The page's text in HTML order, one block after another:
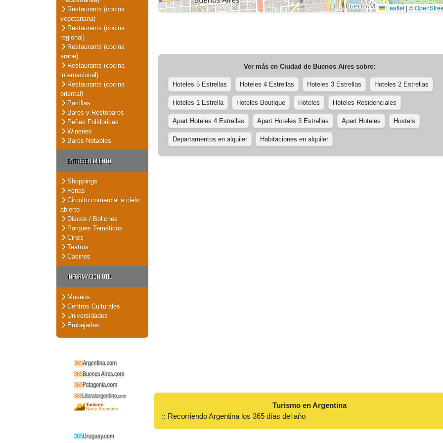
Restaurants (cocina
vegetariana)
Restaurants (cocina
regional)
Restaurants (cocina
arabe)
Restaurants (cocina
internacional)
Restaurants (cocina
oriental)
Parrillas
Bares y Restobares
Peñas Folkloricas
Wineries
Bares Notables
ENTRETENIMIENTO
Shoppings
Ferias
Circuito comercial a cielo
abierto
Discos / Boliches
Parques Temáticos
Cines
Teatros
Casinos
INFORMACIÓN ÚTIL
Museos
Centros Culturales
Universidades
Embajadas
Leaflet | ©
Ver más en Ciudad de Buenos Airessobre:
Hoteles 5 Estrellas Hoteles 4 Estrellas Hoteles 3 Estrellas Hoteles 2 Estrellas
Hoteles 1 Estrella Hoteles Boutique Hoteles Hoteles Residenciales
Apart Hoteles 4 Estrellas Apart Hoteles 3 Estrellas Apart Hoteles Hostels
Departamentos en alquiler Habitaciones en alquiler
Turismo en Argentina
:: Recorriendo Argentina los 365 días del año